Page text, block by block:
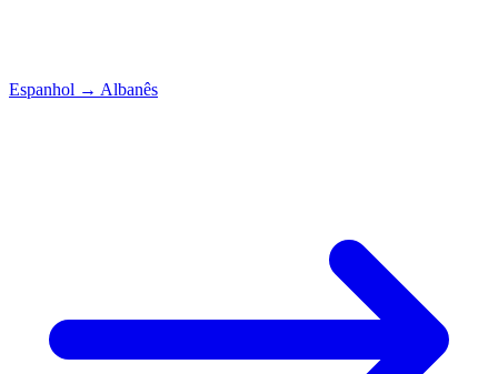
Espanhol → Albanês